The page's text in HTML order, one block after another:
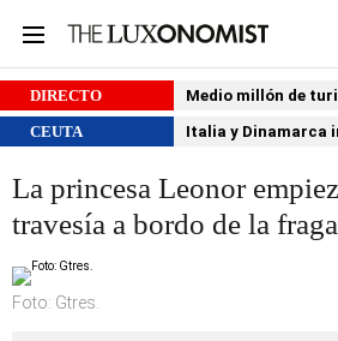
DIRECTO
Medio millón de
CEUTA
Italia y Dinamarca
La princesa Leonor
travesía a bordo de la
Foto: Gtres.